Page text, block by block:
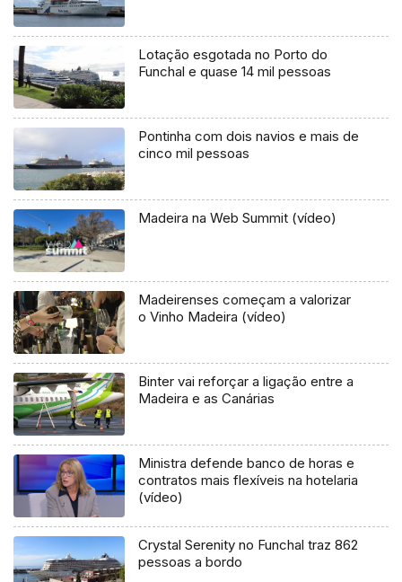
Lotação esgotada no Porto do
Funchal e quase 14 mil pessoas
Pontinha com dois navios e mais de
cinco mil pessoas
Madeira na Web Summit (vídeo)
Madeirenses começam a valorizar
o Vinho Madeira (vídeo)
Binter vai reforçar a ligação entre a
Madeira e as Canárias
Ministra defende banco de horas e
contratos mais flexíveis na hotelaria
(vídeo)
Crystal Serenity no Funchal traz 862
pessoas a bordo